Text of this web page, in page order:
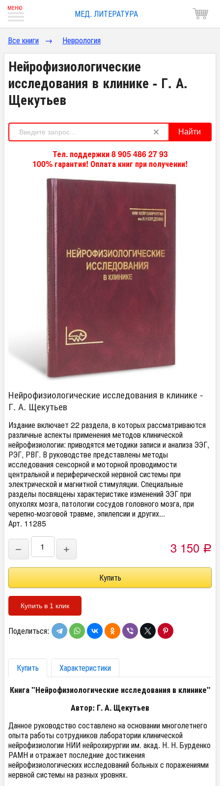
МЕД. ЛИТЕРАТУРА
Все книги → Неврология
Нейрофизиологические
исследования в клинике - Г. А.
Щекутьев
Найти
Тел. поддержки 8 905 486 27 93
100% гарантия! Оплата книг при получении!
Нейрофизиологические исследования в клинике -
Г. А. Щекутьев
Издание включает 22 раздела, в которых рассматриваются
различные аспекты применения методов клинической
нейрофизиологии: приводятся методики записи и анализа ЭЭГ,
РЭГ, РВГ. В руководстве представлены методы
исследования сенсорной и моторной проводимости
центральной и периферической нервной системы при
электрической и магнитной стимуляции. Специальные
разделы посвящены характеристике изменений ЭЭГ при
опухолях мозга, патологии сосудов головного мозга, при
черепно-мозговой травме, эпилепсии и других...
Арт. 11285
− + 3 150 Р
Купить в 1 клик
Поделиться:
Купить
Характеристики
Книга "Нейрофизиологические исследования в клинике"
Автор: Г. А. Щекутьев
Данное руководство составлено на основании многолетнего
опыта работы сотрудников лаборатории клинической
нейрофизиологии НИИ нейрохирургии им. акад. Н. Н. Бурденко
РАМН и отражает последние достижения
нейрофизиологических исследований больных с поражениями
нервной системы на разных уровнях.